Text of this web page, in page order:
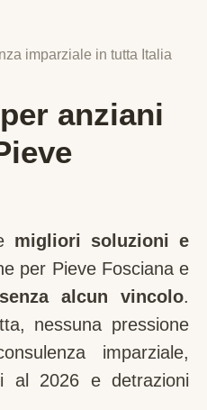
imparziale in tutta Italia
anziani
migliori soluzioni e
per Pieve Foscianae
senza alcun vincolo.
nessuna pressione
imparziale,
al 2026 e detrazioni